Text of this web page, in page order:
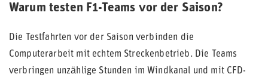
Warum testen F1-Teams vor der Saison?
Die Testfahrten vor der Saison verbinden die
Computerarbeit mit echtem Streckenbetrieb. Die Teams
verbringen unzählige Stunden im Windkanal und mit CFD-